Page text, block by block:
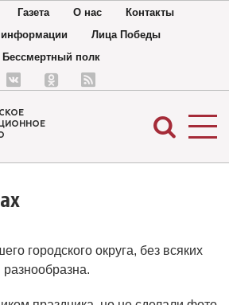
Газета О нас
Контакты
информации
Лица Победы
Бессмертный полк
городского округа, без всяких